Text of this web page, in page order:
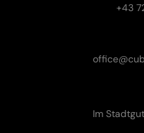
+43
Im